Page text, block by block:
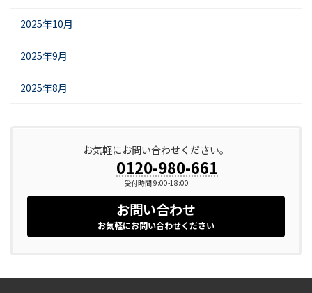
2025年10月
2025年9月
2025年8月
お気軽にお問い合わせください。
0120-980-661
受付時間 9:00-18:00
お問い合わせ
お気軽にお問い合わせください